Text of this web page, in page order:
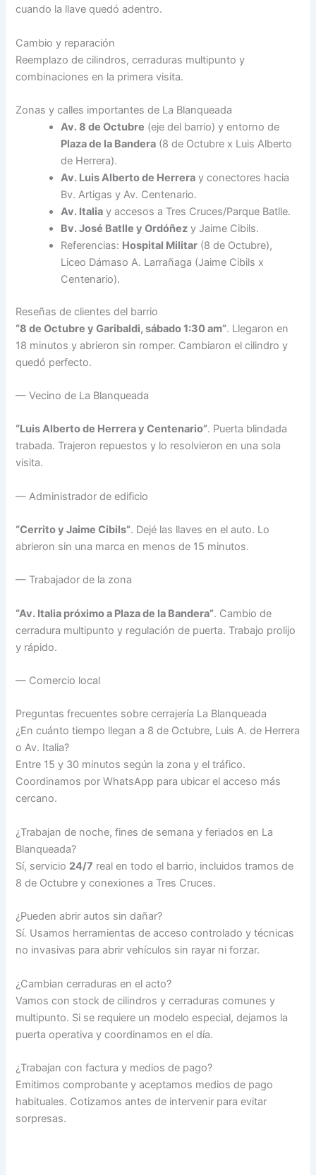
cuando la llave quedó adentro.
Cambio y reparación
Reemplazo de cilindros, cerraduras multipunto y
combinaciones en la primera visita.
Zonas y calles importantes de La Blanqueada
Av. 8 de Octubre (eje del barrio) y entorno de
Plaza de la Bandera (8 de Octubre x Luis Alberto
de Herrera).
Av. Luis Alberto de Herrera y conectores hacia
Bv. Artigas y Av. Centenario.
Av. Italia y accesos a Tres Cruces/Parque Batlle.
Bv. José Batlle y Ordóñez y Jaime Cibils.
Referencias: Hospital Militar (8 de Octubre),
Liceo Dámaso A. Larrañaga (Jaime Cibils x
Centenario).
Reseñas de clientes del barrio
“8 de Octubre y Garibaldi, sábado 1:30 am”. Llegaron en
18 minutos y abrieron sin romper. Cambiaron el cilindro y
quedó perfecto.
— Vecino de La Blanqueada
“Luis Alberto de Herrera y Centenario”. Puerta blindada
trabada. Trajeron repuestos y lo resolvieron en una sola
visita.
— Administrador de edificio
“Cerrito y Jaime Cibils”. Dejé las llaves en el auto. Lo
abrieron sin una marca en menos de 15 minutos.
— Trabajador de la zona
“Av. Italia próximo a Plaza de la Bandera”. Cambio de
cerradura multipunto y regulación de puerta. Trabajo prolijo
y rápido.
— Comercio local
Preguntas frecuentes sobre cerrajería La Blanqueada
¿En cuánto tiempo llegan a 8 de Octubre, Luis A. de Herrera
o Av. Italia?
Entre 15 y 30 minutos según la zona y el tráfico.
Coordinamos por WhatsApp para ubicar el acceso más
cercano.
¿Trabajan de noche, fines de semana y feriados en La
Blanqueada?
Sí, servicio 24/7 real en todo el barrio, incluidos tramos de
8 de Octubre y conexiones a Tres Cruces.
¿Pueden abrir autos sin dañar?
Sí. Usamos herramientas de acceso controlado y técnicas
no invasivas para abrir vehículos sin rayar ni forzar.
¿Cambian cerraduras en el acto?
Vamos con stock de cilindros y cerraduras comunes y
multipunto. Si se requiere un modelo especial, dejamos la
puerta operativa y coordinamos en el día.
¿Trabajan con factura y medios de pago?
Emitimos comprobante y aceptamos medios de pago
habituales. Cotizamos antes de intervenir para evitar
sorpresas.